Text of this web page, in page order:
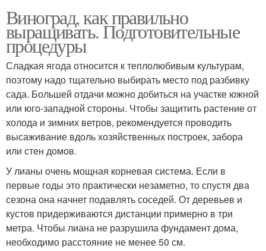
Виноград, как правильно
выращивать. Подготовительные
процедуры
Сладкая ягода относится к теплолюбивым культурам,
поэтому надо тщательно выбирать место под разбивку
сада. Большей отдачи можно добиться на участке южной
или юго-западной стороны. Чтобы защитить растение от
холода и зимних ветров, рекомендуется проводить
высаживание вдоль хозяйственных построек, забора
или стен домов.
У лианы очень мощная корневая система. Если в
первые годы это практически незаметно, то спустя два
сезона она начнет подавлять соседей. От деревьев и
кустов придерживаются дистанции примерно в три
метра. Чтобы лиана не разрушила фундамент дома,
необходимо расстояние не менее 50 см.